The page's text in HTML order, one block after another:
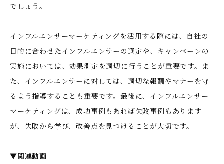
でしょう。
インフルエンサーマーケティングを活用する際には、自社の
目的に合わせたインフルエンサーの選定や、キャンペーンの
実施においては、効果測定を適切に行うことが重要です。ま
た、インフルエンサーに対しては、適切な報酬やマナーを守
るよう指導することも重要です。最後に、インフルエンサー
マーケティングは、成功事例もあれば失敗事例もあります
が、失敗から学び、改善点を見つけることが大切です。
▼関連動画